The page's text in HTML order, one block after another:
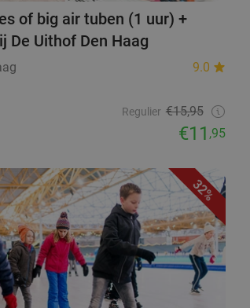
of big air tuben (1 uur) +
De Uithof Den Haag
9.0
Regulier €15,95
€11 ,95
32%